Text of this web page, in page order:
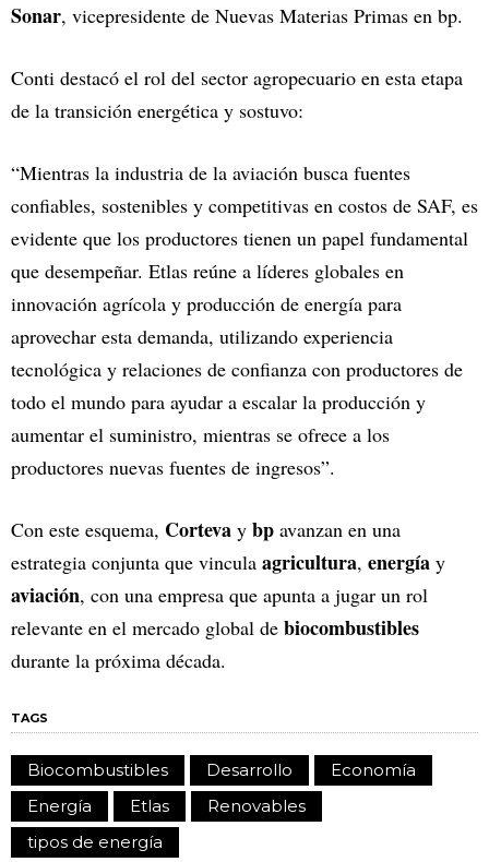
Sonar, vicepresidente de Nuevas Materias Primas en bp.
Conti destacó el rol del sector agropecuario en esta etapa
de la transición energética y sostuvo:
“Mientras la industria de la aviación busca fuentes
confiables, sostenibles y competitivas en costos de SAF, es
evidente que los productores tienen un papel fundamental
que desempeñar. Etlas reúne a líderes globales en
innovación agrícola y producción de energía para
aprovechar esta demanda, utilizando experiencia
tecnológica y relaciones de confianza con productores de
todo el mundo para ayudar a escalar la producción y
aumentar el suministro, mientras se ofrece a los
productores nuevas fuentes de ingresos”.
Con este esquema, Corteva y bp avanzan en una
estrategia conjunta que vincula agricultura, energía y
aviación, con una empresa que apunta a jugar un rol
relevante en el mercado global de biocombustibles
durante la próxima década.
TAGS
Biocombustibles Desarrollo
Economía
Energía
Etlas
Renovables
tipos de energía